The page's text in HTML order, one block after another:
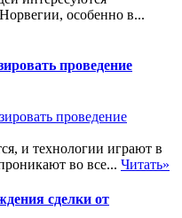
особенно в...
проведение
и технологии играют в
во все... Читать»
сделки от